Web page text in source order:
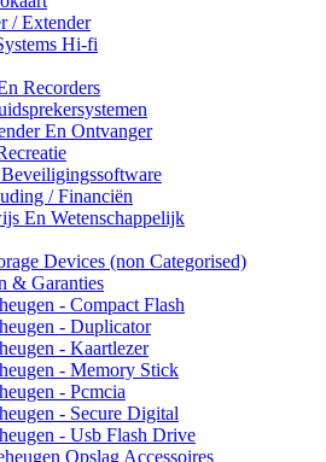
/ Extender
Hi-fi
Recorders
En Ontvanger
/ Financiën
En Wetenschappelijk
Devices (non Categorised)
& Garanties
- Compact Flash
- Duplicator
- Kaartlezer
- Memory Stick
- Pcmcia
- Secure Digital
- Usb Flash Drive
Opslag Accessoires